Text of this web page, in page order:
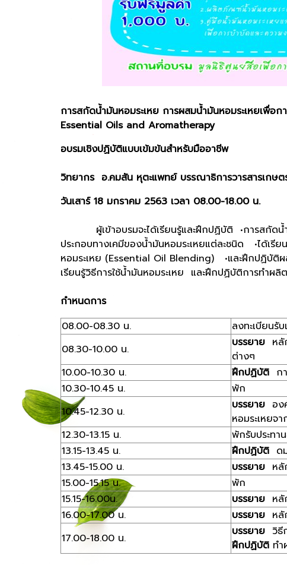
การสกัดน้ำมันหอมระเหย การผสมน้ำมันหอมระเหยเพื่อก
Essential Oils and Aromatherapy
อบรมเชิงปฏิบัติแบบเข้มข้นสำหรับมืออาชีพ
วิทยากร อ.คมสัน หุตะแพทย์ บรรณาธิการวารสารเกษต
วันเสาร์ 18 มกราคม 2563 เวลา 08.00-18.00 น.
ผู้เข้าอบรมจะได้เรียนรู้และฝึกปฏิบัติ •การสกัดน้ำมั
ประกอบทางเคมีของน้ำมันหอมระเหยแต่ละชนิด •ได้เ
หอมระเหย (Essential Oil Blending) •และฝึกปฏิบัติผ
เรียนรู้วิธีการใช้น้ำมันหอมระเหย และฝึกปฏิบัติการทำ
กำหนดการ
08.00-08.30 น.
ลงทะเบียนรั
08.30-10.00 น.
บรรยาย หลั
ต่างๆ
10.00-10.30 น.
ฝึกปฏิบัติ ก
10.30-10.45 น.
พัก
10.45-12.30 น.
บรรยาย อง
หอมระเหยจ
12.30-13.15 น.
พักรับประทา
13.15-13.45 น.
ฝึกปฏิบัติ ด
13.45-15.00 น.
บรรยาย หลั
15.00-15.15 น.
พัก
15.15-16.00น.
บรรยาย หลั
16.00-17.00 น.
บรรยาย หลั
17.00-18.00 น.
บรรยาย วิธี
ฝึกปฏิบัติ ท